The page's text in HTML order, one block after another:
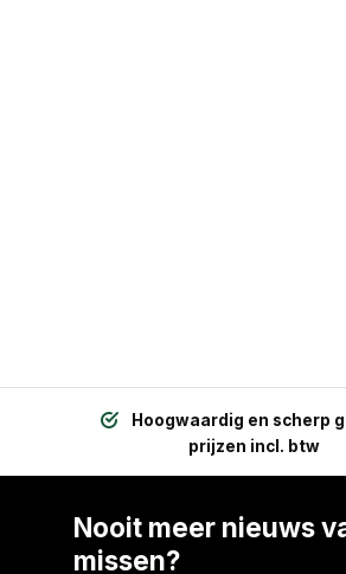
Hoogwaardig en scherp
prijzen incl. btw
Nooit meer nieuws
missen?